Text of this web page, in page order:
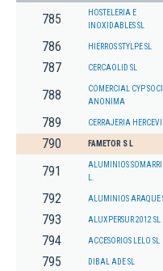
785
HOSTELERIA E
INOXIDABLES SL
786 HIERROS STYLPE SL
787 CERCAOLID SL
788
COMERCIAL CYP
ANONIMA
789 CERRAJERIA HERCEVI
790 FAMETOR S L
791
ALUMINIOS
792 ALUMINIOS ARAQUE
793 ALUXPERSUR 2012 SL
794 ACCESORIOS LELO SL
795 DIBAL ADE SL